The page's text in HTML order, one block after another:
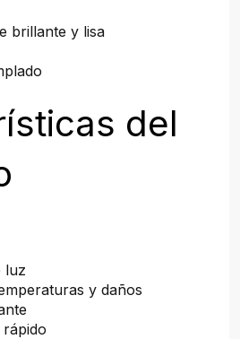
brillante y lisa
del
luz
y daños